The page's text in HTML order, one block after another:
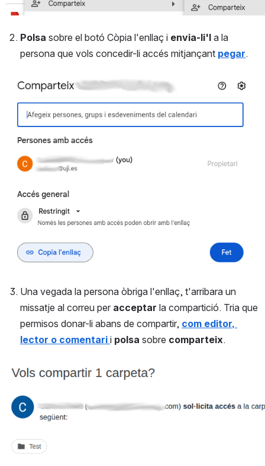
Polsa sobre el botó Còpia l'enllaç i envia-li'l a la
persona que vols concedir-li accés mitjançant pegar.
Open
Una vegada la persona òbriga l'enllaç, t'arribara un
missatje al correu per acceptar la compartició. Tria que
permisos donar-li abans de compartir, com editor,
lector o comentari i polsa sobre comparteix.
Open